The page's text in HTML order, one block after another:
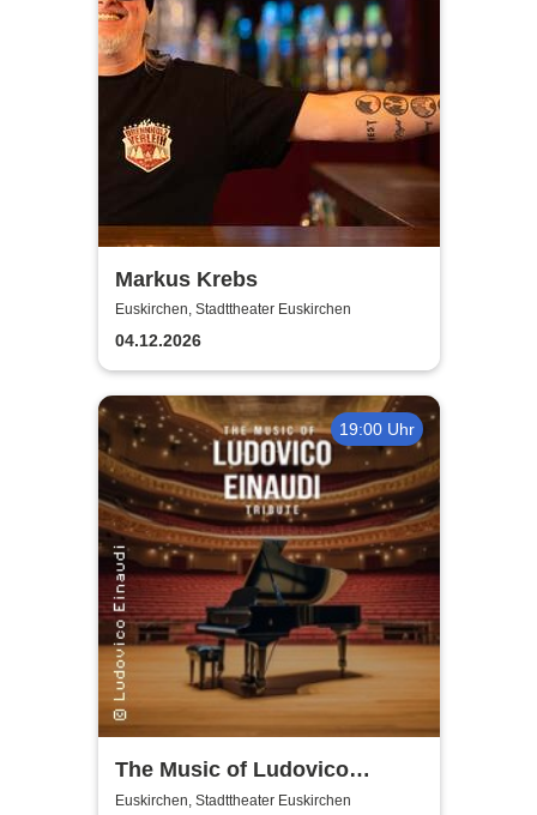
Markus Krebs
Euskirchen, Stadttheater Euskirchen
04.12.2026
19:00 Uhr
The Music of Ludovico
Einaudi: Tribute-
Euskirchen, Stadttheater Euskirchen